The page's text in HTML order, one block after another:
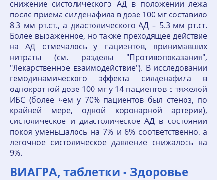
снижение систолического АД в положении лежа
после приема силденафила в дозе 100 мг составило
8.3 мм рт.ст., а диастолического АД – 5.3 мм рт.ст.
Более выраженное, но также преходящее действие
на АД отмечалось у пациентов, принимавших
нитраты (см. разделы "Противопоказания",
"Лекарственное взаимодействие"). В исследовании
гемодинамического эффекта силденафила в
однократной дозе 100 мг у 14 пациентов с тяжелой
ИБС (более чем у 70% пациентов был стеноз, по
крайней мере, одной коронарной артерии),
систолическое и диастолическое АД в состоянии
покоя уменьшалось на 7% и 6% соответственно, а
легочное систолическое давление снижалось на
9%.
ВИАГРА, таблетки - Здоровье